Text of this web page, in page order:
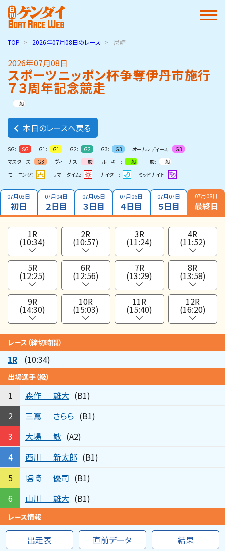
TOP 2026年07月08日のレース 尼崎
2026年07月08日
スポーツニッポン杯争奪伊丹市施行
７３周年記念競走
一般
本日のレースへ戻る
SG: SG G1: G1 G2: G2 G3: G3 オールレディース:
G3
マスターズ:
G3 ヴィーナス: 一般 ルーキー: 一般 一般: 一般
モーニング：
サマータイム: ナイター: ミッドナイト:
07月03日
初日
07月04日
２日目
07月05日
３日目
07月06日
４日目
07月07日
５日目
07月08日
最終日
1R
(10:34)
2R
(10:57)
3R
(11:24)
4R
(11:52)
5R
(12:25)
6R
(12:56)
7R
(13:29)
8R
(13:58)
9R
(14:30)
10R
(15:03)
11R
(15:40)
12R
(16:20)
レース（締切時間）
1R (10:34)
出場選手（級）
1 森作 雄大 (B1)
2
三嶌 さらら (B1)
3
大場 敏 (A2)
4
西川 新太郎 (B1)
5
塩崎 優司 (B1)
6
山川 雄大 (B1)
レース情報
出走表 直前データ 結果